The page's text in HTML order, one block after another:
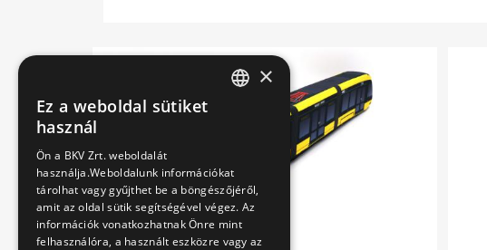
×
Ez a weboldal sütiket
használ
Ön a BKV Zrt. weboldalát
használja.Weboldalunk információkat
tárolhat vagy gyűjthet be a böngészőjéről,
amit az oldal sütik segítségével végez. Az
információk vonatkozhatnak Önre mint
felhasználóra, a használt eszközre vagy az